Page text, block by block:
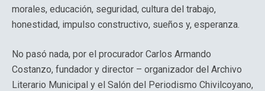
morales, educación, seguridad, cultura del trabajo,
honestidad, impulso constructivo, sueños y, esperanza.
No pasó nada, por el procurador Carlos Armando
Costanzo, fundador y director – organizador del Archivo
Literario Municipal y el Salón del Periodismo Chivilcoyano,